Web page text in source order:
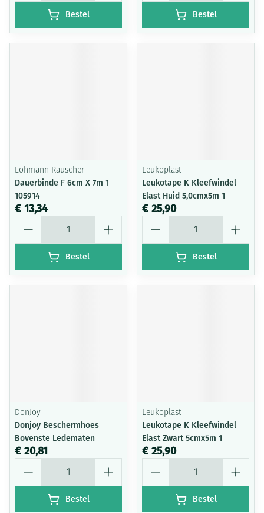
Bestel Bestel
Lohmann Rauscher
Dauerbinde F 6cm X 7m 1
105914
€ 13,34
Bestel
Leukoplast
Leukotape K Kleefwindel
Elast Huid 5,0cmx5m 1
€ 25,90
Bestel
DonJoy
Donjoy Beschermhoes
Bovenste Ledematen
€ 20,81
Bestel
Leukoplast
Leukotape K Kleefwindel
Elast Zwart 5cmx5m 1
€ 25,90
Bestel